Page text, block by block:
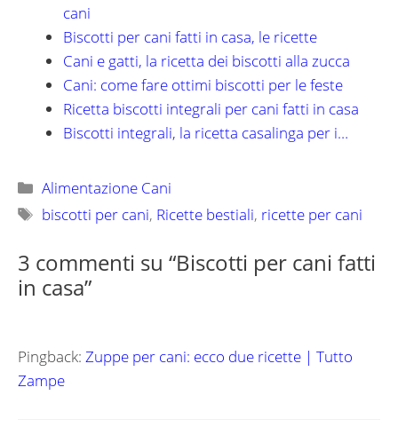
cani
Biscotti per cani fatti in casa, le ricette
Cani e gatti, la ricetta dei biscotti alla zucca
Cani: come fare ottimi biscotti per le feste
Ricetta biscotti integrali per cani fatti in casa
Biscotti integrali, la ricetta casalinga per i…
Categorie
Alimentazione Cani
Tag
biscotti per cani, Ricette bestiali, ricette per cani
3 commenti su “Biscotti per cani fatti
in casa”
Pingback: Zuppe per cani: ecco due ricette | Tutto
Zampe